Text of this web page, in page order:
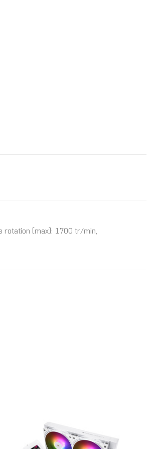
rotation (max): 1700 tr/min,